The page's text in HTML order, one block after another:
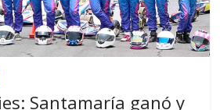
Santamaría ganó y